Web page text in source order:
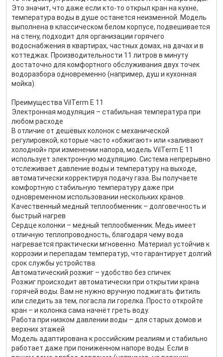
Это значит, что даже если кто-то открыл кран на кухне,
температура воды в душе останется неизменной. Модель
выполнена в классическом белом корпусе, подвешивается
на стену, подходит для организации горячего
водоснабжения в квартирах, частных домах, на дачах и в
коттеджах. Производительности 11 литров в минуту
достаточно для комфортного обслуживания двух точек
водоразбора одновременно (например, душ и кухонная
мойка).
Преимущества VilTerm E 11
Электронная модуляция – стабильная температура при
любом расходе
В отличие от дешёвых колонок с механической
регулировкой, которые часто «обжигают» или «заливают
холодной» при изменении напора, модель VilTerm E 11
использует электронную модуляцию. Система непрерывно
отслеживает давление воды и температуру на выходе,
автоматически корректируя подачу газа. Вы получаете
комфортную стабильную температуру даже при
одновременном использовании нескольких кранов.
Качественный медный теплообменник – долговечность и
быстрый нагрев
Сердце колонки – медный теплообменник. Медь имеет
отличную теплопроводность, благодаря чему вода
нагревается практически мгновенно. Материал устойчив к
коррозии и перепадам температур, что гарантирует долгий
срок службы устройства.
Автоматический розжиг – удобство без спичек
Розжиг происходит автоматически при открытии крана
горячей воды. Вам не нужно вручную поджигать фитиль
или следить за тем, погасла ли горелка. Просто откройте
кран – и колонка сама начнёт греть воду.
Работа при низком давлении воды – для старых домов и
верхних этажей
Модель адаптирована к российским реалиям и стабильно
работает даже при пониженном напоре воды. Если в